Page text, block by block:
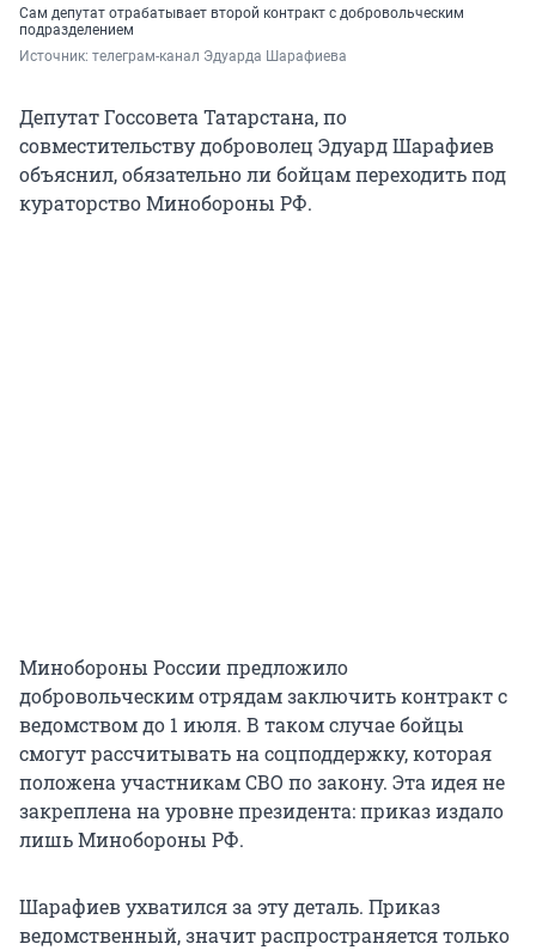
Сам депутат отрабатывает второй контракт с добровольческим
подразделением
Источник: телеграм-канал Эдуарда Шарафиева
Депутат Госсовета Татарстана, по
совместительству доброволец Эдуард Шарафиев
объяснил, обязательно ли бойцам переходить под
кураторство Минобороны РФ.
Минобороны России предложило
добровольческим отрядам заключить контракт с
ведомством до 1 июля. В таком случае бойцы
смогут рассчитывать на соцподдержку, которая
положена участникам СВО по закону. Эта идея не
закреплена на уровне президента: приказ издало
лишь Минобороны РФ.
Шарафиев ухватился за эту деталь. Приказ
ведомственный, значит распространяется только